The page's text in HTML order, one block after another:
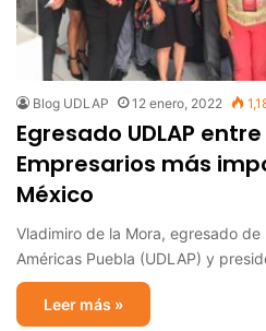
Blog UDLAP 12 enero, 2022
Egresado UDLAP
Empresarios más
México
Vladimiro de la Mora, egresado
Américas Puebla (UDLAP) y
Leer más »